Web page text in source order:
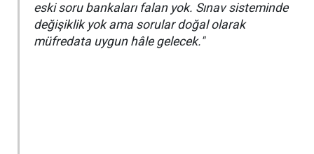
eski soru bankaları falan yok. Sınav sisteminde
değişiklik yok ama sorular doğal olarak
müfredata uygun hâle gelecek."